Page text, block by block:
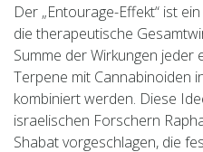
Der „Entourage-Effekt“ ist
die therapeutische
Summe der Wirkungen jeder
Terpene mit Cannabinoiden
kombiniert werden. Diese
israelischen Forschern
Shabat vorgeschlagen, die